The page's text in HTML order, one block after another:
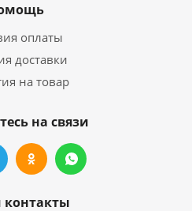
оплаты
доставки
на товар
на связи